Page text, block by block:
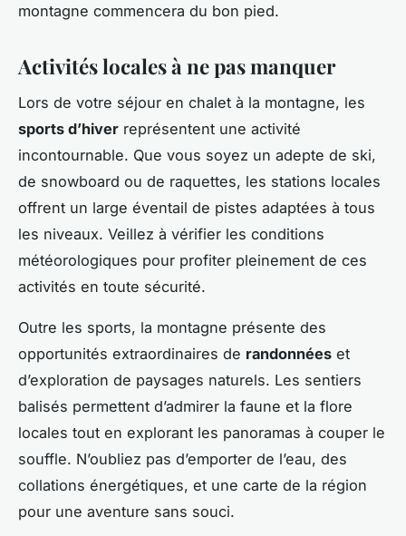
montagne commencera du bon pied.
Activités locales à ne pas manquer
Lors de votre séjour en chalet à la montagne, les
sports d’hiver représentent une activité
incontournable. Que vous soyez un adepte de ski,
de snowboard ou de raquettes, les stations locales
offrent un large éventail de pistes adaptées à tous
les niveaux. Veillez à vérifier les conditions
météorologiques pour profiter pleinement de ces
activités en toute sécurité.
Outre les sports, la montagne présente des
opportunités extraordinaires de randonnées et
d’exploration de paysages naturels. Les sentiers
balisés permettent d’admirer la faune et la flore
locales tout en explorant les panoramas à couper le
souffle. N’oubliez pas d’emporter de l’eau, des
collations énergétiques, et une carte de la région
pour une aventure sans souci.